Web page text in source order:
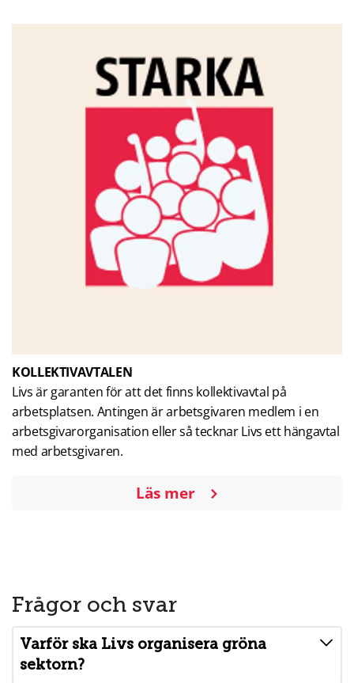
KOLLEKTIVAVTALEN
Livs är garanten för att det finns kollektivavtal på
arbetsplatsen. Antingen är arbetsgivaren medlem i en
arbetsgivarorganisation eller så tecknar Livs ett hängavtal
med arbetsgivaren.
Läs mer om
Frågor och svar
Varför ska Livs organisera gröna
sektorn?